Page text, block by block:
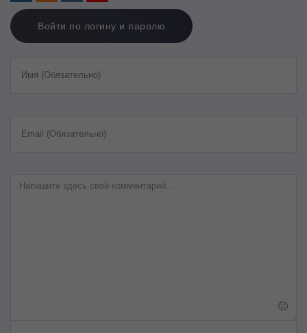
Войти по логину и паролю
Имя (Обязательно)
Email (Обязательно)